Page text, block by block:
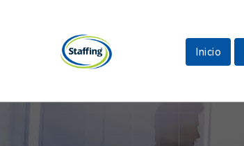
Inicio